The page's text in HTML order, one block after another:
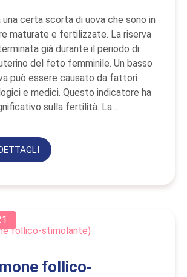
una certa scorta di uova che sono in
maturate e fertilizzate. La riserva
già durante il periodo di
del feto femminile. Un basso
può essere causato da fattori
e medici. Questo indicatore ha
sulla fertilità. La...
follico-